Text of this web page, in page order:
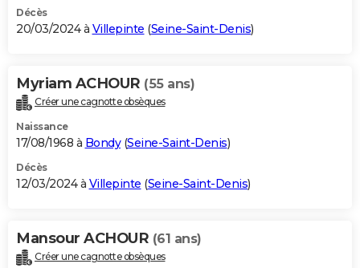
Décès
20/03/2024 à Villepinte (Seine-Saint-Denis)
Myriam ACHOUR (55 ans)
Créer une cagnotte obsèques
Naissance
17/08/1968 à Bondy(Seine-Saint-Denis)
Décès
12/03/2024 à Villepinte (Seine-Saint-Denis)
Mansour ACHOUR (61 ans)
Créer une cagnotte obsèques